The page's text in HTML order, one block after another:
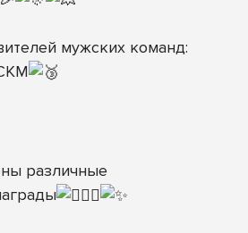
мужских команд:
различные